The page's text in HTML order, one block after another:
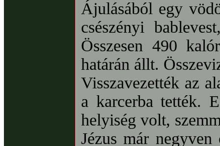
Ájulásából egy
csészényi
Összesen 490
határán állt.
Visszavezették az
a karcerba tették.
helyiség volt,
Jézus már